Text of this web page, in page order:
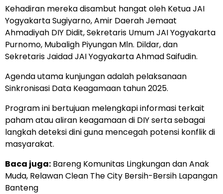
Kehadiran mereka disambut hangat oleh Ketua JAI
Yogyakarta Sugiyarno, Amir Daerah Jemaat
Ahmadiyah DIY Didit, Sekretaris Umum JAI Yogyakarta
Purnomo, Mubaligh Piyungan Mln. Dildar, dan
Sekretaris Jaidad JAI Yogyakarta Ahmad Saifudin.
Agenda utama kunjungan adalah pelaksanaan
Sinkronisasi Data Keagamaan tahun 2025.
Program ini bertujuan melengkapi informasi terkait
paham atau aliran keagamaan di DIY serta sebagai
langkah deteksi dini guna mencegah potensi konflik di
masyarakat.
Baca juga: Bareng Komunitas Lingkungan dan Anak
Muda, Relawan Clean The City Bersih-Bersih Lapangan
Banteng